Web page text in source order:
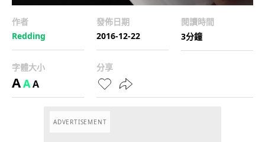
作者
Redding
發佈日期
2016-12-22
閱讀時間
3分鐘
字體大小
AAA
分享
ADVERTISEMENT